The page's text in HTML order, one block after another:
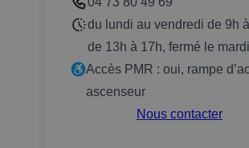
du lundi au vendredi de 9h
de 13h à 17h, fermé le
Accès PMR : oui, rampe
ascenseur
Nous contacter